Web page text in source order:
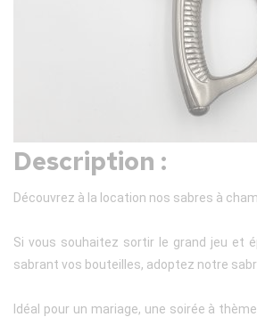
Description :
Découvrez à la location nos sabres à
Si vous souhaitez sortir le grand jeu et
sabrant vos bouteilles, adoptez notre
Idéal pour un mariage, une soirée à